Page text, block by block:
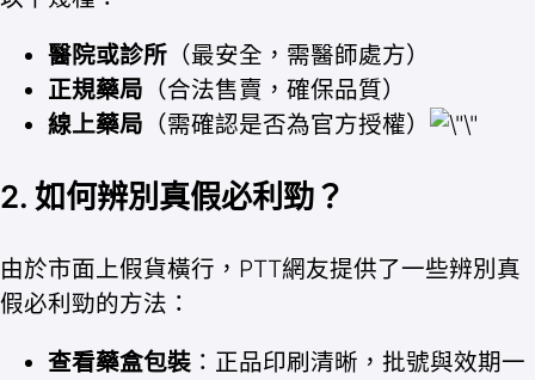
醫院或診所 （最安全，需醫師處方）
正規藥局 （合法售賣，確保品質）
線上藥局 （需確認是否為官方授權）
2. 如何辨別真假必利勁？
由於市面上假貨橫行，PTT網友提供了一些辨別真
假必利勁的方法：
查看藥盒包裝 ：正品印刷清晰，批號與效期一